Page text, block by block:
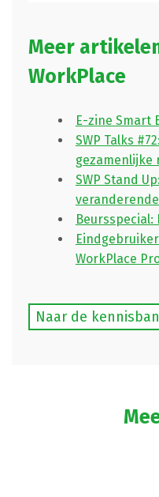
Meer
WorkPlace
E-zine Smart
SWP Talks
gezamenlijke
SWP Stand
Beursspecial:
WorkPlace
Naar de